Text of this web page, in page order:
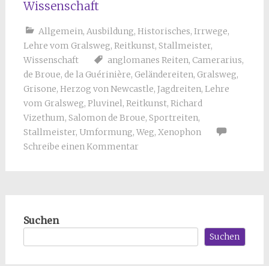
Wissenschaft
Allgemein, Ausbildung, Historisches, Irrwege,
Lehre vom Gralsweg, Reitkunst, Stallmeister,
Wissenschaft
anglomanes Reiten, Camerarius,
de Broue, de la Guérinière, Geländereiten, Gralsweg,
Grisone, Herzog von Newcastle, Jagdreiten, Lehre
vom Gralsweg, Pluvinel, Reitkunst, Richard
Vizethum, Salomon de Broue, Sportreiten,
Stallmeister, Umformung, Weg, Xenophon
Schreibe einen Kommentar
Suchen
Suchen